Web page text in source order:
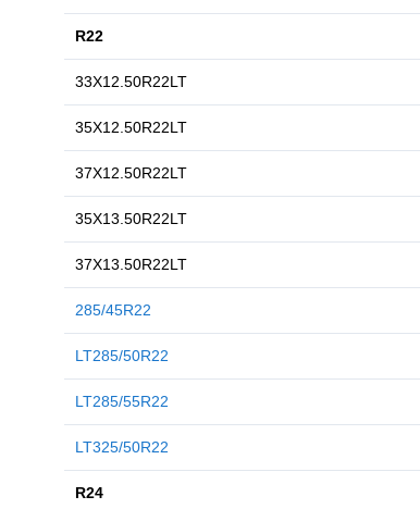
R22
33X12.50R22LT
35X12.50R22LT
37X12.50R22LT
35X13.50R22LT
37X13.50R22LT
285/45R22
LT285/50R22
LT285/55R22
LT325/50R22
R24